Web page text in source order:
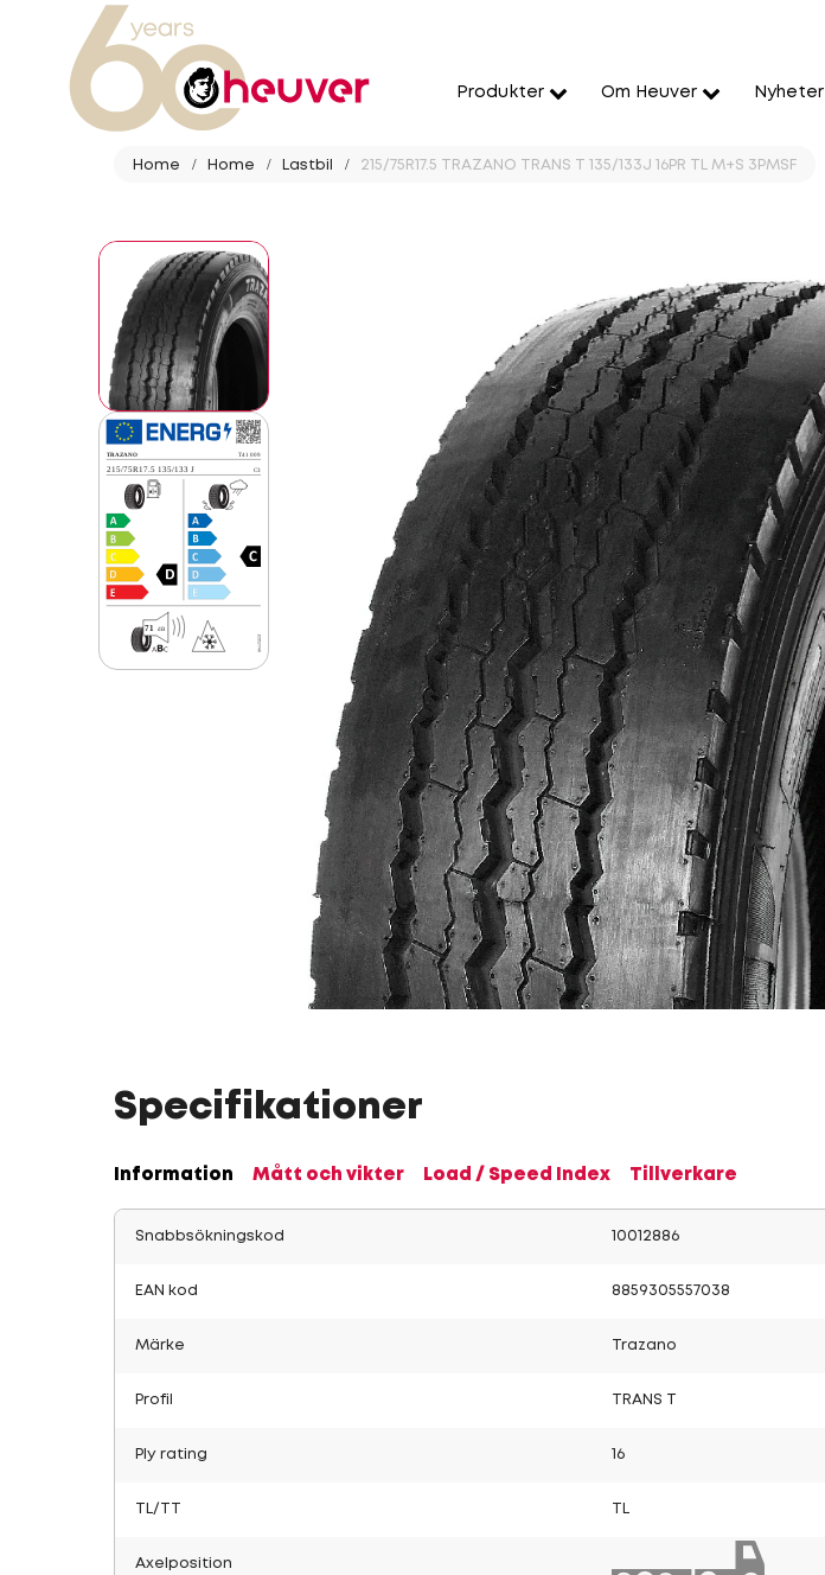
Produkter Om Heuver Nyheter
Home Home Lastbil 215/75R17.5 TRAZANO TRANS T 135/133J 16PR TL M+S 3PMSF
Specifikationer
Information Mått och vikter Load / Speed Index Tillverkare
Snabbsökningskod 10012886
EAN kod 8859305557038
Märke Trazano
Profil TRANS T
Ply rating 16
TL/TT
Axelposition